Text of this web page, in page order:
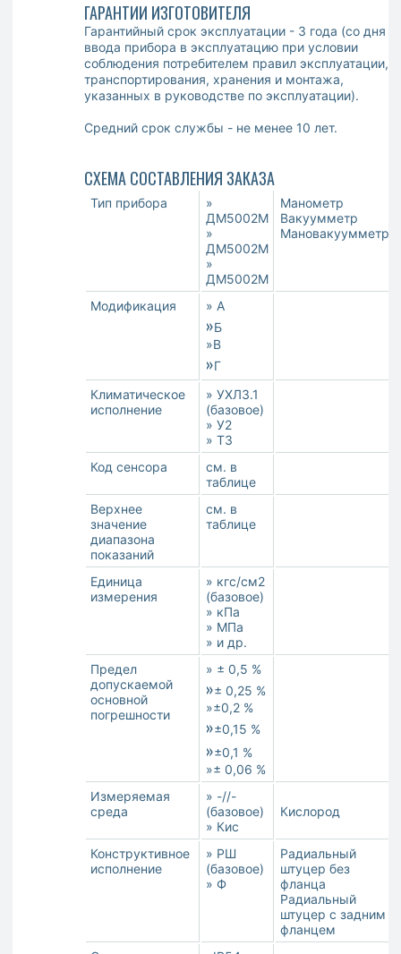
ГАРАНТИИ ИЗГОТОВИТЕЛЯ
Гарантийный срок эксплуатации - 3 года (со дня
ввода прибора в эксплуатацию при условии
соблюдения потребителем правил эксплуатации,
транспортирования, хранения и монтажа,
указанных в руководстве по эксплуатации).
Средний срок службы - не менее 10 лет.
СХЕМА СОСТАВЛЕНИЯ ЗАКАЗА
Тип прибора
»
ДМ5002М
»
ДМ5002М
»
ДМ5002М
Манометр
Вакуумметр
Мановакуумметр
Модификация » А
»Б
»В
»Г
Климатическое
исполнение
» УХЛ3.1
(базовое)
» У2
» Т3
Код сенсора
см. в
таблице
Верхнее
значение
диапазона
показаний
см. в
таблице
Единица
измерения
» кгс/см2
(базовое)
» кПа
» МПа
» и др.
Предел
допускаемой
основной
погрешности
» ± 0,5 %
»± 0,25 %
»±0,2 %
»±0,15 %
»±0,1 %
»± 0,06 %
Измеряемая
среда
» -//-
(базовое)
» Кис
Кислород
Конструктивное
исполнение
» РШ
(базовое)
» Ф
Радиальный
штуцер без
фланца
Радиальный
штуцер с задним
фланцем